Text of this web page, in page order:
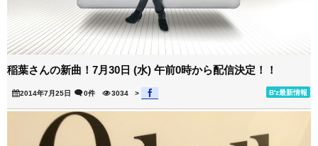
稲葉さんの新曲！7月30日 (水) 午前0時から配信決定！！
2014年7月25日 B'z最新情報
0件 3034 >